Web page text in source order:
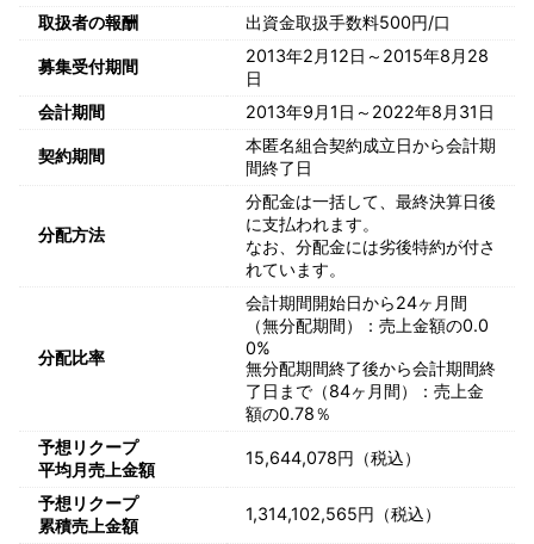
取扱者の報酬
出資金取扱手数料500円/口
募集受付期間
2013年2月12日～2015年8月28
日
会計期間
2013年9月1日～2022年8月31日
契約期間
本匿名組合契約成立日から会計期
間終了日
分配方法
分配金は一括して、最終決算日後
に支払われます。
なお、分配金には劣後特約が付さ
れています。
分配比率
会計期間開始日から24ヶ月間
（無分配期間）：売上金額の0.0
0%
無分配期間終了後から会計期間終
了日まで（84ヶ月間）：売上金
額の0.78％
予想リクープ
平均月売上金額
15,644,078円（税込）
予想リクープ
累積売上金額
1,314,102,565円（税込）